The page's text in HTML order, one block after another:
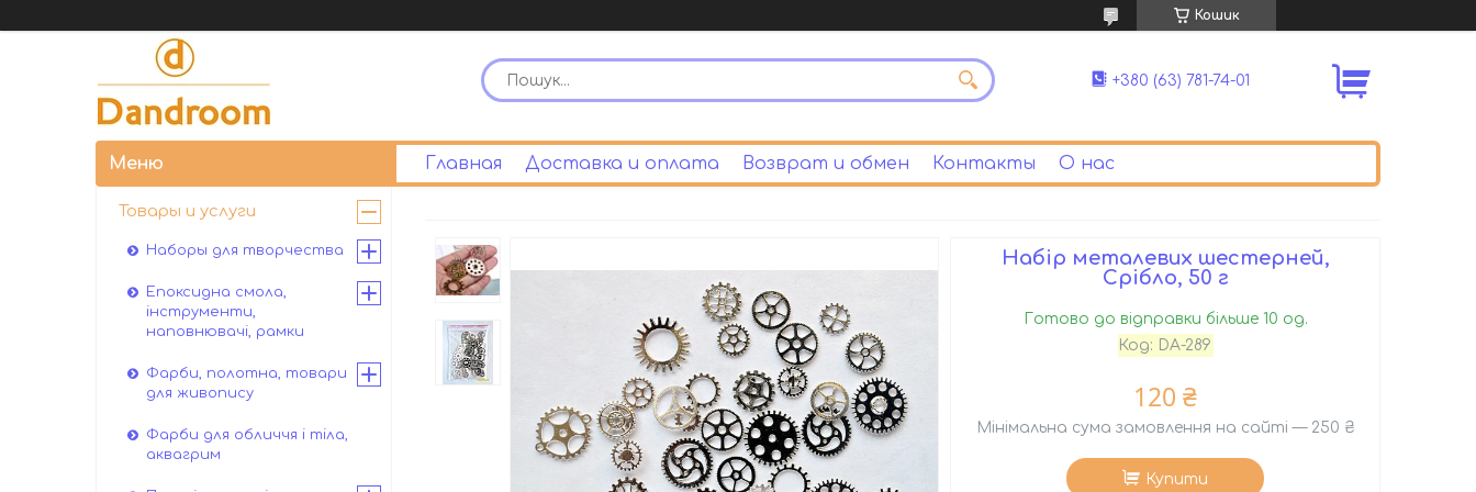
Кошик
+380 (63) 781-74-01
Главная Доставка и оплата Возврат и обмен Контакты О нас
Набір металевих шестерней,
Срібло, 50 г
Готово до відправки більше 10 од.
Код: DA-289
120 ₴
Мінімальна сума замовлення на сайті — 250 ₴
Купити
Товары и услуги
Наборы для творчества
Епоксидна смола,
інструменти,
наповнювачі, рамки
Фарби, полотна, товари
для живопису
Фарби для обличчя і тіла,
аквагрим